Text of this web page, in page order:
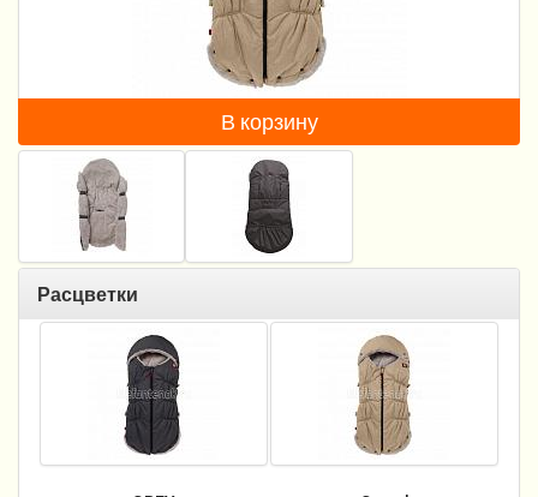
Манежи
Безопасность ребенка
Ходунки и прыгунки
Игры и развитие
Принадлежности для выписки
Сумки для мам и детей
В корзину
Расцветки